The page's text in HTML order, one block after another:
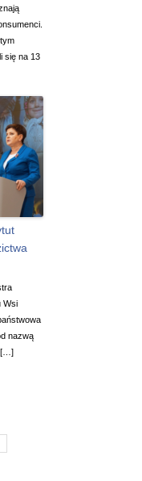
się na 13
Wsi
nazwą
[…]